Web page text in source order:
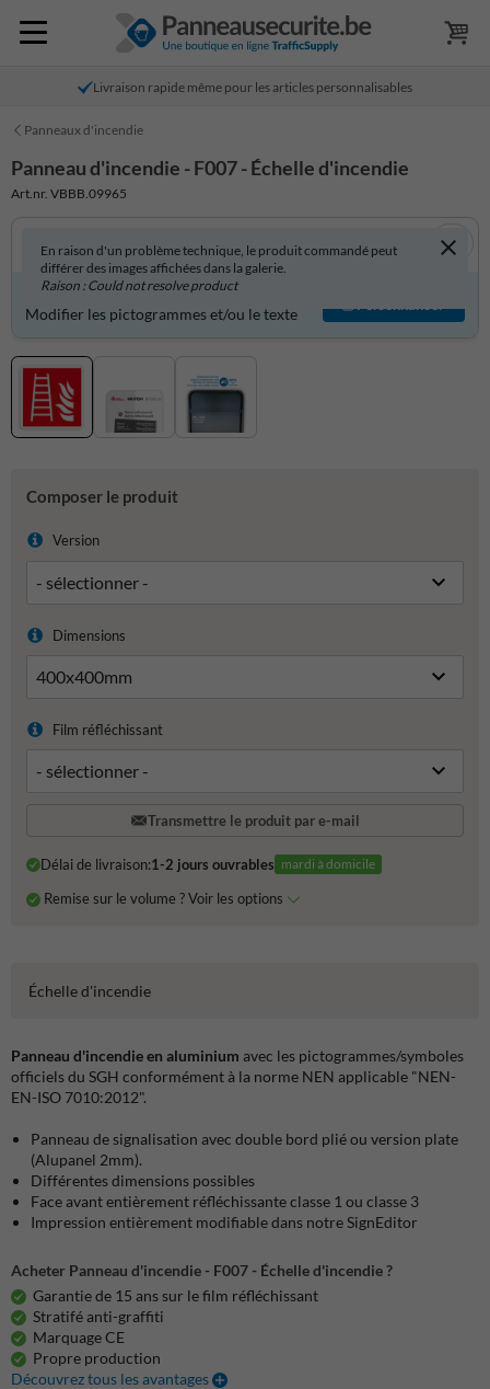
Livraison rapide même pour les articles personnalisables
Panneaux d'incendie
Panneau d'incendie - F007 - Échelle d'incendie
Art.nr. VBBB.09965
En raison d'un problème technique, le produit commandé peut
différer des images affichées dans la galerie.
Raison : Could not resolve product
Produit personnalisable ?
Modifier les pictogrammes et/ou le texte
Personnaliser
Composer le produit
Version
Dimensions
Film réfléchissant
Transmettre le produit par e-mail
Délai de livraison:1-2 jours ouvrables mardi à domicile
Remise sur le volume ? Voir les options
Échelle d'incendie
Panneau d'incendie en aluminium avec les pictogrammes/symboles
officiels du SGH conformément à la norme NEN applicable "NEN-
EN-ISO 7010:2012".
Panneau de signalisation avec double bord plié ou version plate
(Alupanel 2mm).
Différentes dimensions possibles
Face avant entièrement réfléchissante classe 1 ou classe 3
Impression entièrement modifiable dans notre SignEditor
Acheter Panneau d'incendie - F007 - Échelle d'incendie ?
Garantie de 15 ans sur le film réfléchissant
Stratifé anti-graffiti
Marquage CE
Propre production
Découvrez tous les avantages